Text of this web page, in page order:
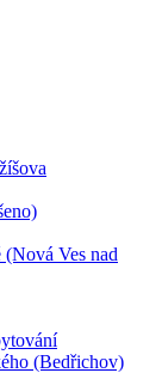
Ves nad
(Bedřichov)